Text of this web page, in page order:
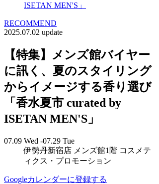
ISETAN MEN'S」
RECOMMEND
2025.07.02 update
【特集】メンズ館バイヤー
に訊く、夏のスタイリング
からイメージする香り選び
「香水夏市 curated by
ISETAN MEN'S」
07.09 Wed -07.29 Tue
伊勢丹新宿店 メンズ館1階 コスメテ
ィクス・プロモーション
Googleカレンダーに登録する